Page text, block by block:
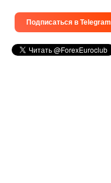
Подписаться в Telegram